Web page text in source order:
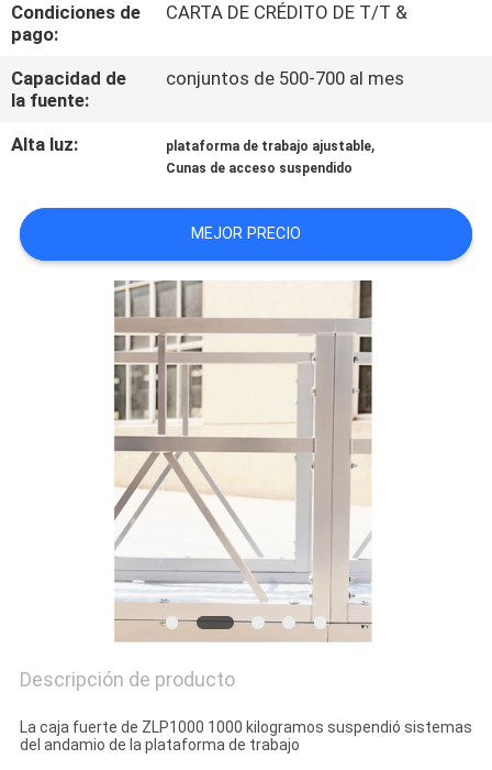
CALIDAD
ÉNTRENOS
EN
CON
COMPANY
PRIVACY
POLICY
Condiciones de
pago:
CARTA DE CRÉDITO DE T/T &
Capacidad de
la fuente:
conjuntos de 500-700 al mes
Alta luz: plataforma de trabajo ajustable,
Cunas de acceso suspendido
MEJOR PRECIO
Descripción de producto
La caja fuerte de ZLP1000 1000 kilogramos suspendió sistemas
del andamio de la plataforma de trabajo